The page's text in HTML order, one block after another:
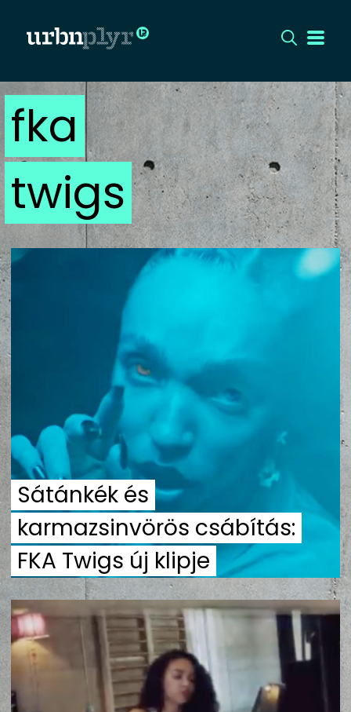
CÍMLAP
DIZÁJN
DIVAT
HIP
KULT
UTCA
ZENE
MÉDIAAJÁNLAT
IMPRESSZUM
PR-ARCHÍVUM
ADATKEZELÉSI TÁJÉKOZTATÓ
fka
twigs
Sátánkék és
karmazsinvörös csábítás:
FKA Twigs új klipje